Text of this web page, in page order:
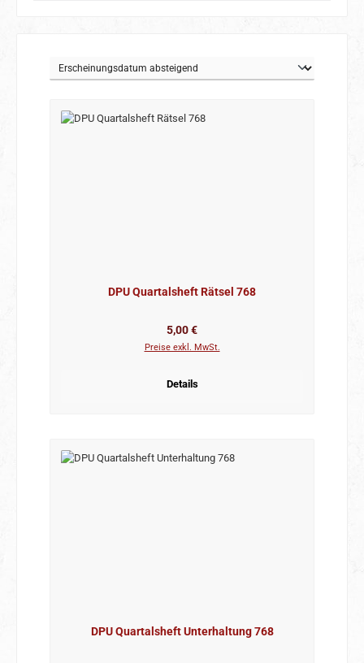
DPU Quartalsheft Rätsel 768
Regulärer Preis:
5,00 €
Preise exkl. MwSt.
Details
DPU Quartalsheft Unterhaltung 768